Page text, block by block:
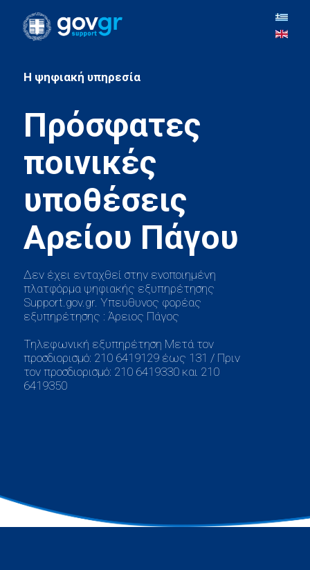
H ψηφιακή υπηρεσία
Πρόσφατες
ποινικές
υποθέσεις
Δεν έχει ενταχθεί στην ενοποιημένη
πλατφόρμα ψηφιακής εξυπηρέτησης
Support.gov.gr. Υπευθυνος φορέας
εξυπηρέτησης : Άρειος Πάγος
Τηλεφωνική εξυπηρέτηση Μετά τον
προσδιορισμό: 210 6419129 έως 131 / Πριν
τον προσδιορισμό: 210 6419330 και 210
6419350